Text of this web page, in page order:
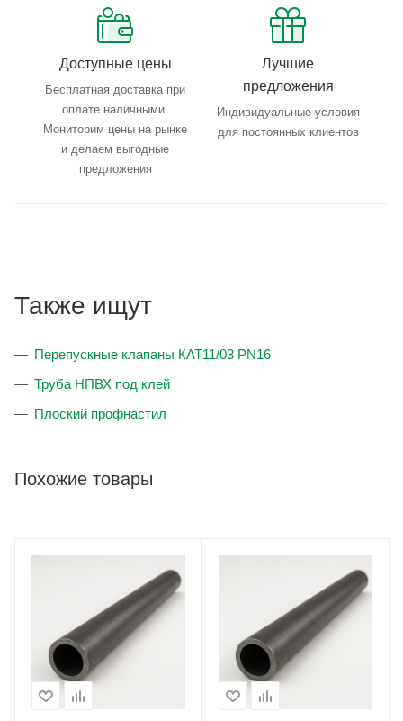
Доступные цены
Бесплатная доставка при
оплате наличными.
Мониторим цены на рынке
и делаем выгодные
предложения
Лучшие
предложения
Индивидуальные условия
для постоянных клиентов
Также ищут
Перепускные клапаны КАТ11/03 PN16
Труба НПВХ под клей
Плоский профнастил
Похожие товары